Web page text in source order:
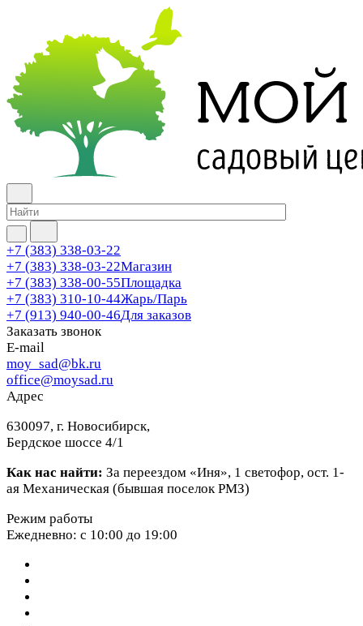
+7 (383) 338-03-22
+7 (383) 338-03-22Магазин
+7 (383) 338-00-55Площадка
+7 (383) 310-10-44Жарь/Парь
+7 (913) 940-00-46Для заказов
Заказать звонок
E-mail
moy_sad@bk.ru
office@moysad.ru
Адрес
630097, г. Новосибирск,
Бердское шоссе 4/1
Как нас найти: За переездом «Иня», 1 светофор, ост. 1-
ая Механическая (бывшая поселок РМЗ)
Режим работы
Ежедневно: с 10:00 до 19:00